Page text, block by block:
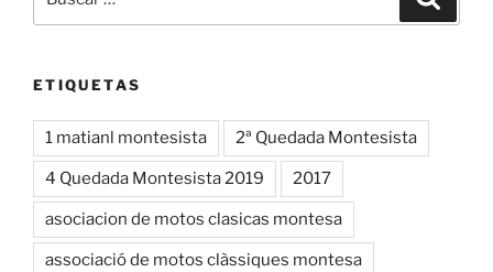
por:
ETIQUETAS
1 matianl montesista 2ª Quedada Montesista
4 Quedada Montesista 2019 2017
asociacion de motos clasicas montesa
associació de motos clàssiques montesa